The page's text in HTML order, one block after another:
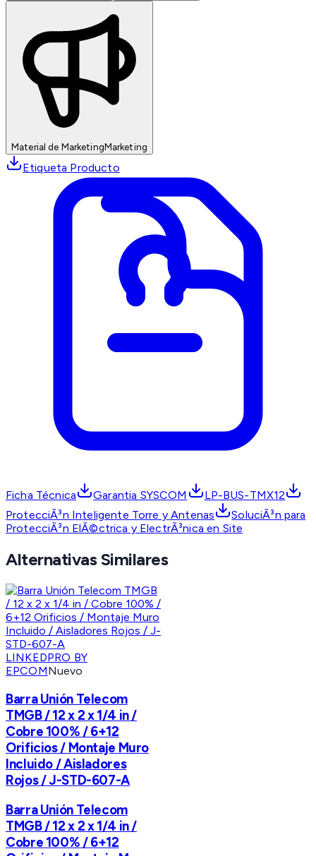
Material de MarketingMarketing
Etiqueta Producto
Ficha Técnica Garantia SYSCOM
LP-BUS-TMX12
ProtecciÃ³n Inteligente Torre y Antenas
SoluciÃ³n para
ProtecciÃ³n ElÃ©ctrica y ElectrÃ³nica en Site
Alternativas Similares
LINKEDPRO BY
EPCOMNuevo
Barra Unión Telecom
TMGB / 12 x 2 x 1/4 in /
Cobre 100% / 6+12
Orificios / Montaje Muro
Incluido / Aisladores
Rojos / J-STD-607-A
Barra Unión Telecom
TMGB / 12 x 2 x 1/4 in /
Cobre 100% / 6+12